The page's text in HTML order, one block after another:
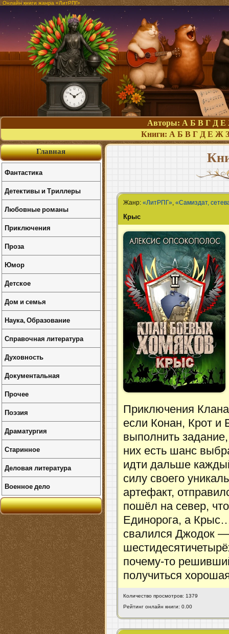
Онлайн книги жанра «ЛитРПГ»
Авторы: А Б В Г Д Е
Книги: А Б В Г Д Е Ж З
Жанр:«ЛитРПГ»,«Самиздат,
Крыс
Приключения
если Конан, Крот и
выполнить
них есть шанс
идти дальше
силу своего
артефакт,
пошёл на север,
Единорога, а
свалился Джодок
почему-то
получиться
Количество просмотров: 1379
Рейтинг онлайн книги: 0.00
Главная
Фантастика
Детективы и Триллеры
Любовные романы
Приключения
Проза
Юмор
Детское
Дом и семья
Наука, Образование
Справочная литература
Духовность
Документальная
Прочее
Поэзия
Драматургия
Старинное
Деловая литература
Военное дело